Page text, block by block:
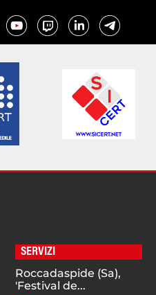
SERVIZI
Roccadaspide (Sa),
'Festival de...